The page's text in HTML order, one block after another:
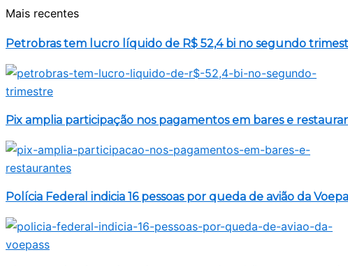
Mais recentes
Petrobras tem lucro líquido de R$ 52,4 bi no segundo
Pix amplia participação nos pagamentos em bares e
Polícia Federal indicia 16 pessoas por queda de avião da